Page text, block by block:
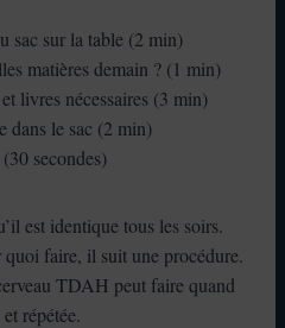
sac sur la table (2 min)
matières demain ? (1 min)
livres nécessaires (3 min)
dans le sac (2 min)
secondes)
est identique tous les soirs.
quoi faire, il suit une procédure.
TDAH peut faire quand
répétée.